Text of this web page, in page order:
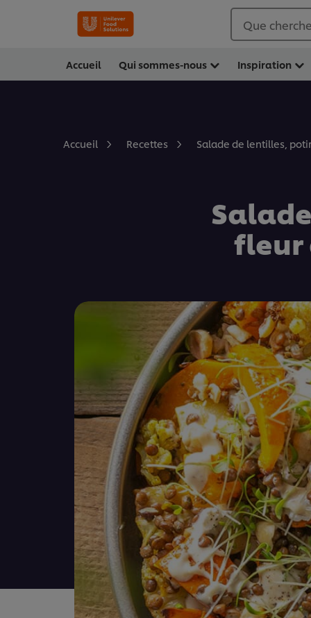
Que
Accueil Qui sommes-nous Inspiration
Accueil Recettes Salade de lentilles,
fleur